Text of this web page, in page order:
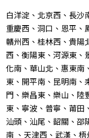
白洋淀、北京西、長沙
重慶西、洞口、恩平、
贛州西、桂林西、貴陽
西、衡陽東、河源東、
化南、華山北、惠東南
東、開平南、昆明南、
門、樂昌東、樂山、陸
東、寧波、普寧、莆田
汕頭、汕尾、韶關、邵
南 、天津西、武漢、